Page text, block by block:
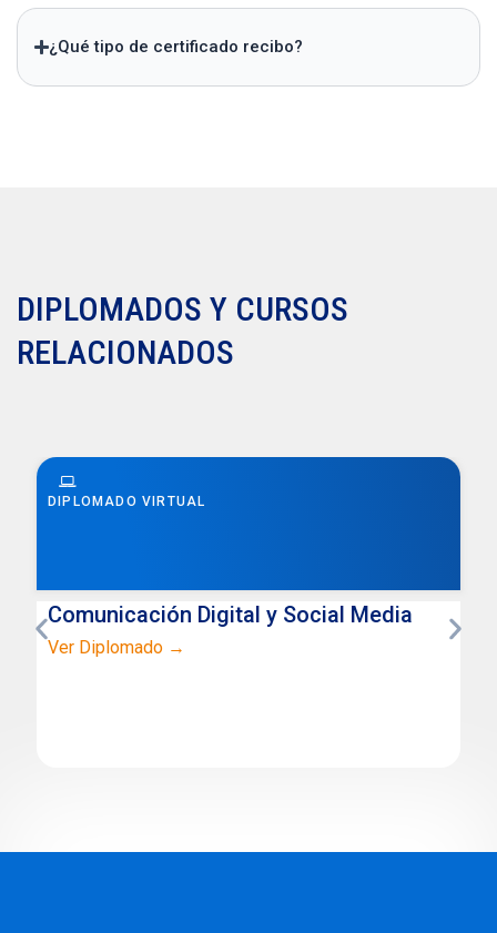
¿Qué tipo de certificado recibo?
DIPLOMADOS Y CURSOS
RELACIONADOS
DIPLOMADO VIRTUAL
Comunicación Digital y Social Media
Ver Diplomado →